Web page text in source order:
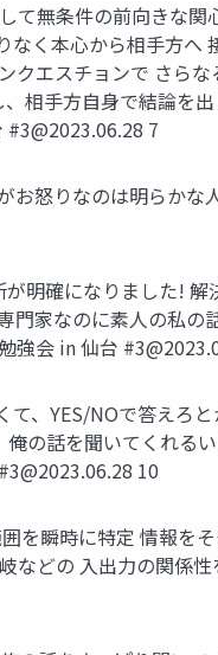
無条件の前向きな関
く本⼼から相⼿⽅へ
クエスチョンで さら
相⼿⽅⾃⾝で結論を
#3@2023.06.28 7
お怒りなのは明らかな
明確になりました! 解
家なのに素⼈の私の
強会 in 仙台 #
、YES/NOで答えろと
の話を聞いてくれる
3@2023.06.28 10
を瞬時に特定 情報を
などの ⼊出⼒の関係